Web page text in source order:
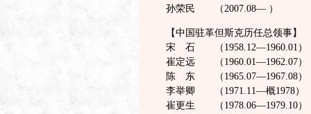
孙荣民 （2007.08— ）
【中国驻革但斯克历任总领事】
宋 石 （1958.12—1960.01）
崔定远 （1960.01—1962.07）
陈 东 （1965.07—1967.08）
李举卿 （1971.11—概1978）
崔更生 （1978.06—1979.10）